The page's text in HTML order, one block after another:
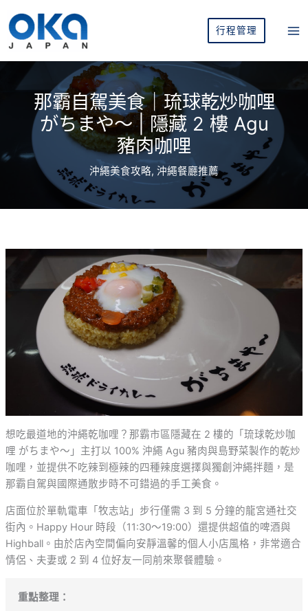
至
行程管理
那霸自駕美食｜琉球乾炒咖哩
がちまや～ | 隱藏 2 樓 Agu
豬肉咖哩
沖繩美食攻略, 沖繩餐廳推薦
想吃最道地的沖繩乾咖哩？那霸市區隱藏在 2 樓的「琉球乾炒咖
哩 がちまや～」主打以 100% 沖繩 Agu 豬肉與島野菜製作的乾炒
咖哩，並提供不吃辣到極辣的四種辣度選擇與獨創沖繩拌麵，是
那霸自駕與國際通散步時不可錯過的手工美食。
店面位於單軌電車「牧志站」步行僅需 3 到 5 分鐘的龍宮通社交
街內。Happy Hour 時段（11:30～19:00）還提供超值的啤酒與
Highball。由於店內空間偏向安靜溫馨的個人小店風格，非常適合
情侶、夫妻或 2 到 4 位好友一同前來聚餐體驗。
重點整理：